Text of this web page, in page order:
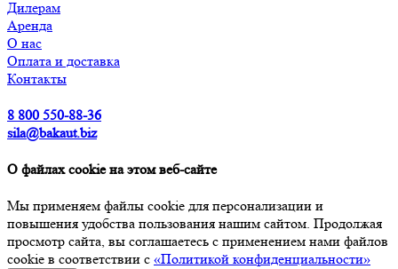
Дилерам
Аренда
О нас
Оплата и доставка
Контакты
8 800 550-88-36
sila@bakaut.biz
О файлах cookie на этом веб-сайте
Мы применяем файлы cookie для персонализации и
повышения удобства пользования нашим сайтом. Продолжая
просмотр сайта, вы соглашаетесь с применением нами файлов
cookie в соответствии с «Политикой конфиденциальности»